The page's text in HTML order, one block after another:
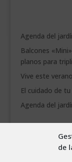
de
Agenda del
Balcones
planos para
Vive este
El cuidado de
Agenda del